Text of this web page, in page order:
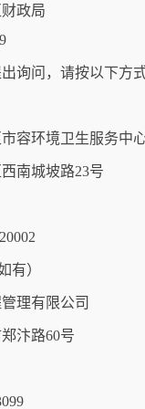
政局
询问，请按以下方
容环境卫生服务中
南城坡路23号
有）
理有限公司
汴路60号